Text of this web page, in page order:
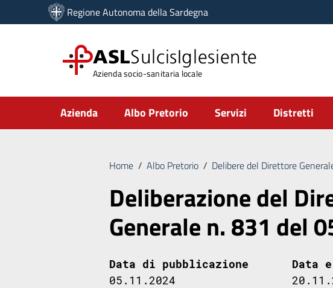
Vai ai contenuti
Vai al menu di navigazione
Regione Autonoma della Sardegna
ASLSulcisIglesiente
Azienda socio-sanitaria locale
Submenu
Azienda Albo Pretorio Servizi Distretti
Home / Albo Pretorio / Delibere del Direttore
Deliberazione del
Generale n. 831 del
Data di pubblicazione
05.11.2024
Data